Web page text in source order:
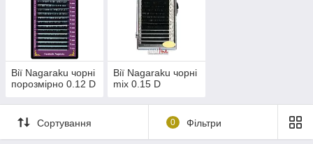
Вії Nagaraku чорні
порозмірно 0.12 D
Вії Nagaraku чорні
mix 0.15 D
Сортування 0 Фільтри